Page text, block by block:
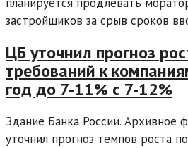
застройщиков за срыв сроков
ЦБ уточнил прогноз
требований к
год до 7-11% с 7-12%
Здание Банка России. Архивное
уточнил прогноз темпов роста